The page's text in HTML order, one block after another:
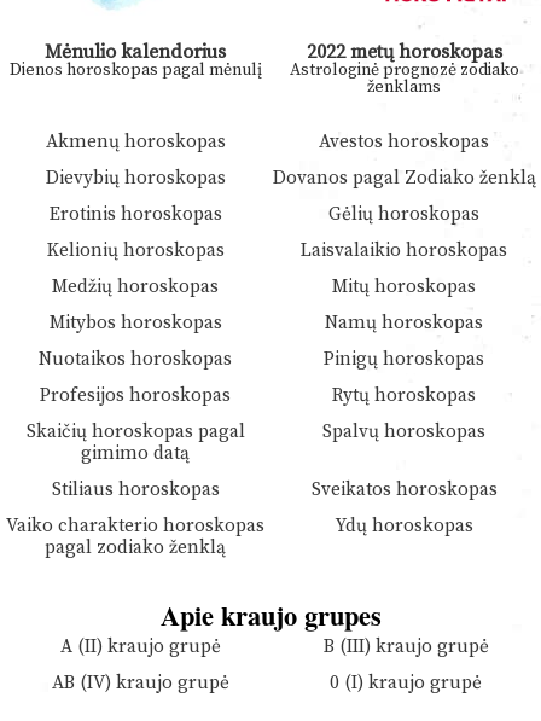
Mėnulio kalendorius
Dienos horoskopas pagal mėnulį
2022 metų horoskopas
Astrologinė prognozė zodiako
ženklams
Akmenų horoskopas
Avestos horoskopas
Dievybių horoskopas
Dovanos pagal Zodiako ženklą
Erotinis horoskopas
Gėlių horoskopas
Kelionių horoskopas
Laisvalaikio horoskopas
Medžių horoskopas
Mitų horoskopas
Mitybos horoskopas
Namų horoskopas
Nuotaikos horoskopas
Pinigų horoskopas
Profesijos horoskopas
Rytų horoskopas
Skaičių horoskopas pagal
gimimo datą
Spalvų horoskopas
Stiliaus horoskopas
Sveikatos horoskopas
Vaiko charakterio horoskopas
pagal zodiako ženklą
Ydų horoskopas
Apie kraujo grupes
A (II) kraujo grupė
B (III) kraujo grupė
AB (IV) kraujo grupė
0 (I) kraujo grupė